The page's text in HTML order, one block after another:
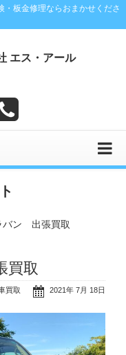
板金修理ならおまかせくださ
エス・アール
ン 出張買取
取
2021年 7月 18日
買取